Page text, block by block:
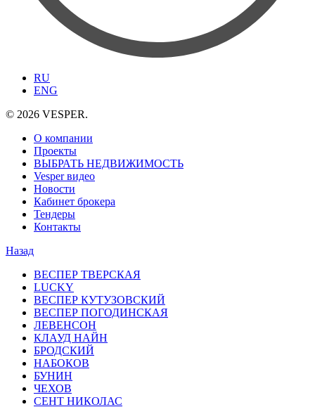
RU
ENG
© 2026 VESPER.
О компании
Проекты
ВЫБРАТЬ НЕДВИЖИМОСТЬ
Vesper видео
Новости
Кабинет брокера
Тендеры
Контакты
Назад
ВЕСПЕР ТВЕРСКАЯ
LUCKY
ВЕСПЕР КУТУЗОВСКИЙ
ВЕСПЕР ПОГОДИНСКАЯ
ЛЕВЕНСОН
КЛАУД НАЙН
БРОДСКИЙ
НАБОКОВ
БУНИН
ЧЕХОВ
СЕНТ НИКОЛАС